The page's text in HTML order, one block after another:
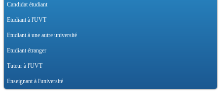
Candidat étudiant
Etudiant à l'UVT
Etudiant à une autre université
Etudiant étranger
Tuteur à l'UVT
Enseignant à l'université